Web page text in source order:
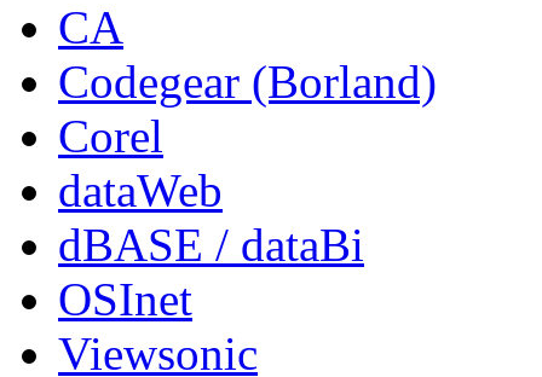
CA
Codegear (Borland)
Corel
dataWeb
dBASE / dataBi
OSInet
Viewsonic